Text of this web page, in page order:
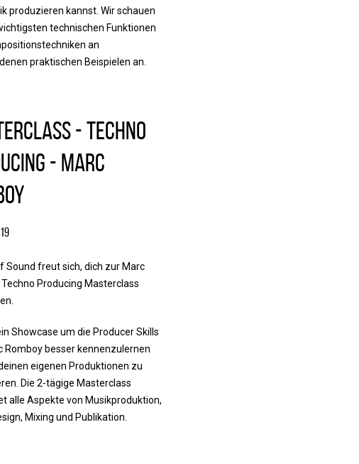
produzieren kannst. Wir schauen
technischen Funktionen
an
praktischen Beispielen an.
- Techno
- Marc
Sound freut sich, dich zur Marc
Techno Producing Masterclass
Showcase um die Producer Skills
Romboy besser kennenzulernen
eigenen Produktionen zu
Die 2-tägige Masterclass
alle Aspekte von Musikproduktion,
Mixing und Publikation.